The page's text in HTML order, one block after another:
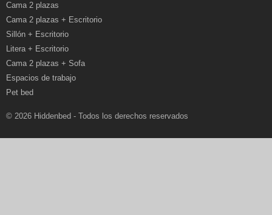
Cama 2 plazas
Cama 2 plazas + Escritorio
Sillón + Escritorio
Litera + Escritorio
Cama 2 plazas + Sofa
Espacios de trabajo
Pet bed
© 2026 Hiddenbed - Todos los derechos reservados